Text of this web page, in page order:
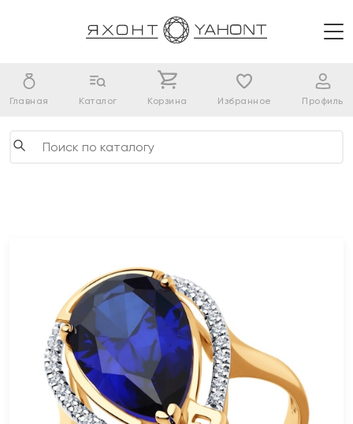
Главная Каталог Корзина Избранное Профиль